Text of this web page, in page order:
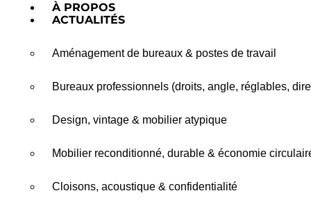
À PROPOS
ACTUALITÉS
Aménagement de bureaux & postes de travail
Bureaux professionnels (droits, angle, réglables,
Design, vintage & mobilier atypique
Mobilier reconditionné, durable & économie
Cloisons, acoustique & confidentialité